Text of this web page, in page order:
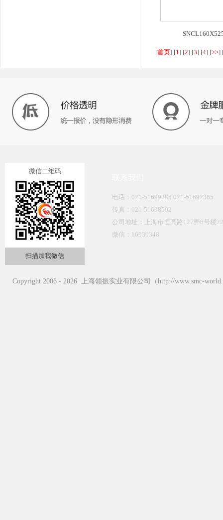
[首页] [1] [2] [3] [4] [>>]
微信二维码
扫描加我微信
电话：021-51699285 021-51692385
传真：021-51698592
公司地址：上海市恒高路127弄6号楼
微信：h6930348
Copyright 2006 - 2026 上海领振实业有限公司（http://www.smc-